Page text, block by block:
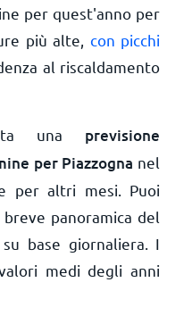
per quest'anno per
più alte, con picchi
al riscaldamento
una previsione
per Piazzogna nel
per altri mesi. Puoi
panoramica del
base giornaliera. I
medi degli anni